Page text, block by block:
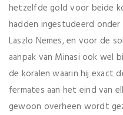
hetzelfde gold voor beide
hadden ingestudeerd
Laszlo Nemes, en voor de
aanpak van Minasi ook wel
de koralen waarin hij exact
fermates aan het eind van
gewoon overheen wordt